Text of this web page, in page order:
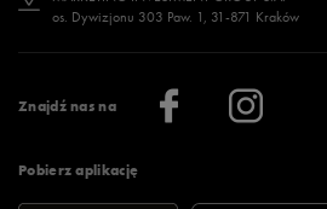
Znajdź nas na
Pobierz aplikację
Regulamin sklepu 50 style
Regulamin aplikacji 50 style
Więcej regulaminów >
Więcej >
Klub 50 style
Praca
Informacje o firmie
os. Dywizjonu 303 Paw. 1, 31-871 Kraków